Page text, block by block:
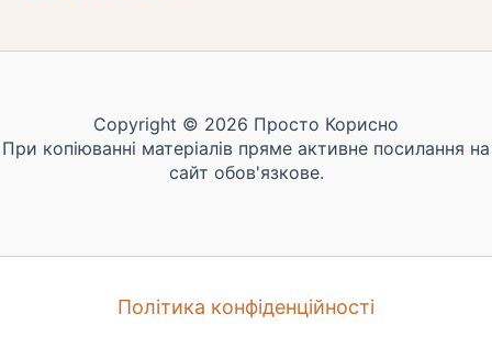
Copyright © 2026 Просто Корисно
При копіюванні матеріалів пряме активне посилання на
сайт обов'язкове.
Політика конфіденційності